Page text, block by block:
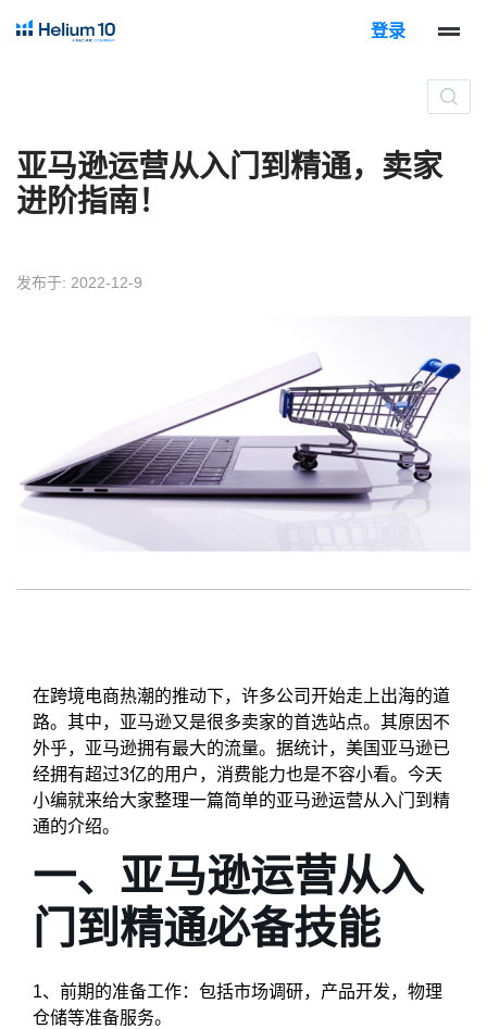
登录
亚马逊运营从入门到精通，卖家
进阶指南！
发布于: 2022-12-9
在跨境电商热潮的推动下，许多公司开始走上出海的道
路。其中，亚马逊又是很多卖家的首选站点。其原因不
外乎，亚马逊拥有最大的流量。据统计，美国亚马逊已
经拥有超过3亿的用户，消费能力也是不容小看。今天
小编就来给大家整理一篇简单的亚马逊运营从入门到精
通的介绍。
一、亚马逊运营从入
门到精通必备技能
1、前期的准备工作：包括市场调研，产品开发，物理
仓储等准备服务。